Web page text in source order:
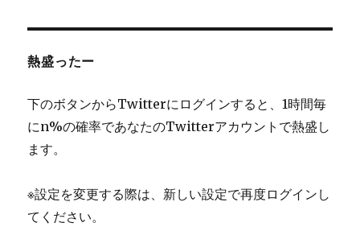
熱盛ったー
下のボタンからTwitterにログインすると、1時間毎
にn%の確率であなたのTwitterアカウントで熱盛し
ます。
※設定を変更する際は、新しい設定で再度ログインし
てください。